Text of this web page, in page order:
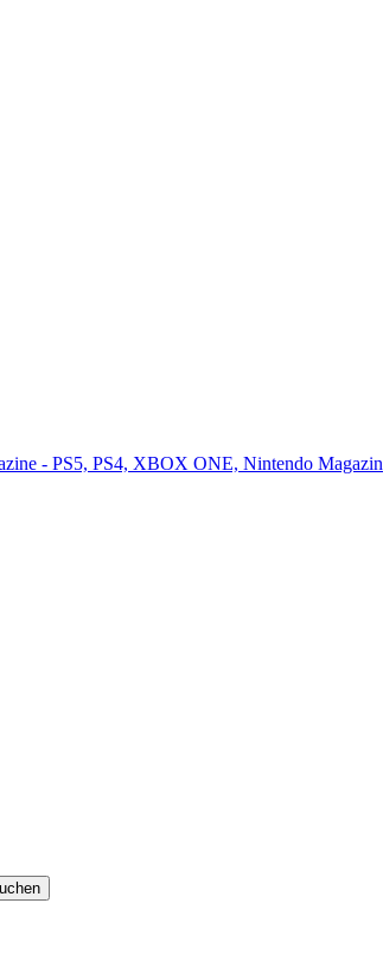
- PS5, PS4, XBOX ONE, Nintendo Magazin